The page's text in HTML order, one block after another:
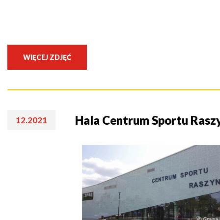
WIĘCEJ ZDJĘĆ
12.2021 Hala Centrum Sportu